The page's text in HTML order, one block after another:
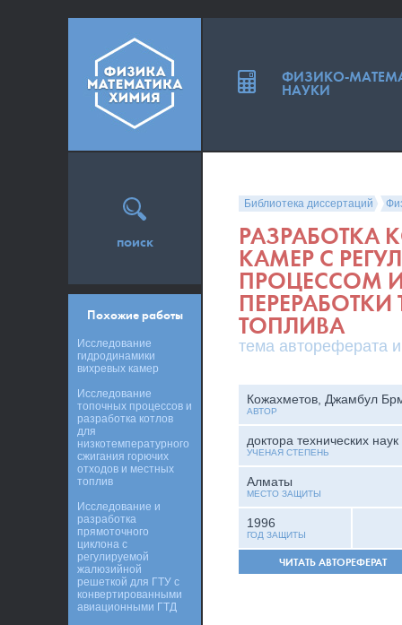
Библиотека диссертаций
РАЗРАБОТКА
КАМЕР С
ПРОЦЕССОМ
ТОПЛИВА
тема автореферата
Кожахметов, Джамбул
АВТОР
доктора технических наук
УЧЕНАЯ СТЕПЕНЬ
Алматы
МЕСТО ЗАЩИТЫ
1996
ГОД ЗАЩИТЫ
ЧИТАТЬ АВТОРЕФЕРАТ
поиск
Похожие работы
Исследование
гидродинамики
вихревых камер
Исследование
топочных процессов и
разработка котлов
для
низкотемпературного
сжигания горючих
отходов и местных
топлив
Исследование и
разработка
прямоточного
циклона с
регулируемой
жалюзийной
решеткой для ГТУ с
конвертированными
авиационными ГТД
ФИЗИКО-
НАУКИ